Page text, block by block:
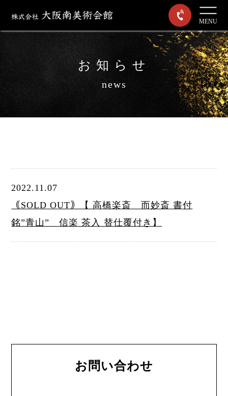
MENU
お知らせ
news
2022.11.07
｟SOLD OUT｠【 高橋楽斎 而妙斎 書付
銘”青山” 信楽 茶入 替仕覆付き】
お問い合わせ